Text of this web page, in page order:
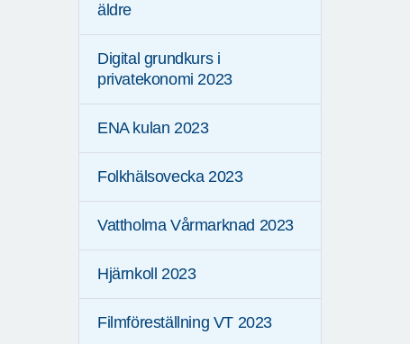
äldre
Digital grundkurs i
privatekonomi 2023
ENA kulan 2023
Folkhälsovecka 2023
Vattholma Vårmarknad 2023
Hjärnkoll 2023
Filmföreställning VT 2023